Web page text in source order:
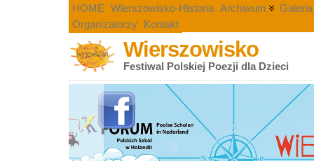
HOME Wierszowisko-Historia Archiwum
Galeria
Organizatorzy Kontakt
Wierszowisko
Festiwal Polskiej Poezji dla Dzieci